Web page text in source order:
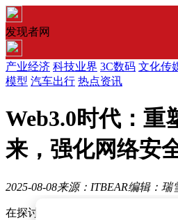
发现者网
产业经济 科技业界 3C数码 文化传
模型 汽车出行 热点资讯
Web3.0时代：重
来，强化网络安
2025-08-08来源：ITBEAR编辑：瑞
在探讨互联网演进的历程中，一个